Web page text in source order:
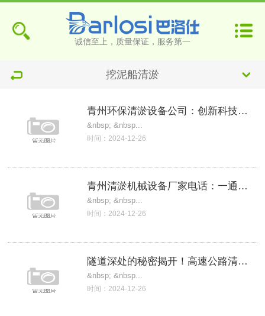
诚信至上，质量保证，服务第一
挖泥船清淤
青州环保清淤设备公司：创新科技助力水域治
&nbsp; &nbsp...
时间：2024-12-26
青州清淤机械设备厂家电话：一通电话，解决
&nbsp; &nbsp...
时间：2024-12-26
隧道深处的秘密揭开！高速公路清淤设备清单
&nbsp; &nbsp...
时间：2024-12-26